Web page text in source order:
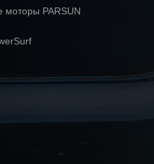
R / N / H / L , система торможения
езды 2WD / 4WD / 4WD Lock
моторы PARSUN